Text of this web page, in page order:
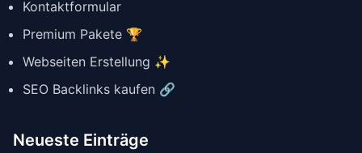
Kontaktformular
Premium Pakete 🏆
Webseiten Erstellung ✨
SEO Backlinks kaufen 🔗
Neueste Einträge